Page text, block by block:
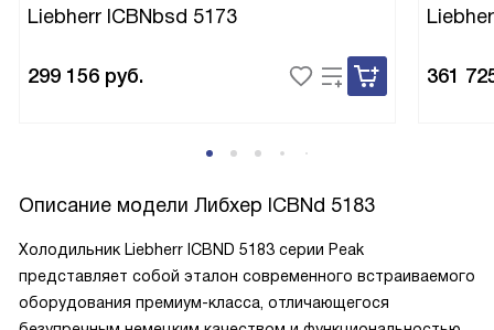
Liebherr ICBNbsd 5173
299 156 руб. 361
Описание модели Либхер ICBNd 5183
Холодильник Liebherr ICBND 5183 серии Peak
представляет собой эталон современного встраиваемого
оборудования премиум-класса, отличающегося